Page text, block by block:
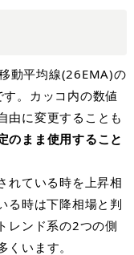
動平均線(26EMA)の
。カッコ内の数値
由に変更することも
のまま使用すること
れている時を上昇相
る時は下降相場と判
レンド系の2つの側
います。